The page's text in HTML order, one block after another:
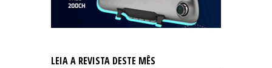
LEIA A REVISTA DESTE MÊS